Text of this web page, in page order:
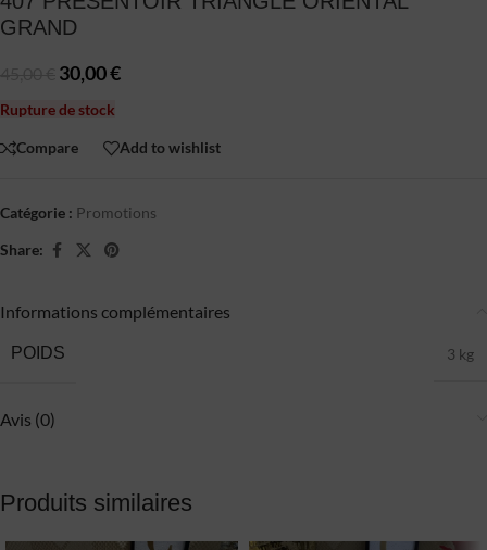
GRAND
30,00€
Rupture de stock
Compare Add to wishlist
Catégorie : Promotions
Share:
Informations complémentaires
POIDS 3 kg
Avis (0)
Produits similaires